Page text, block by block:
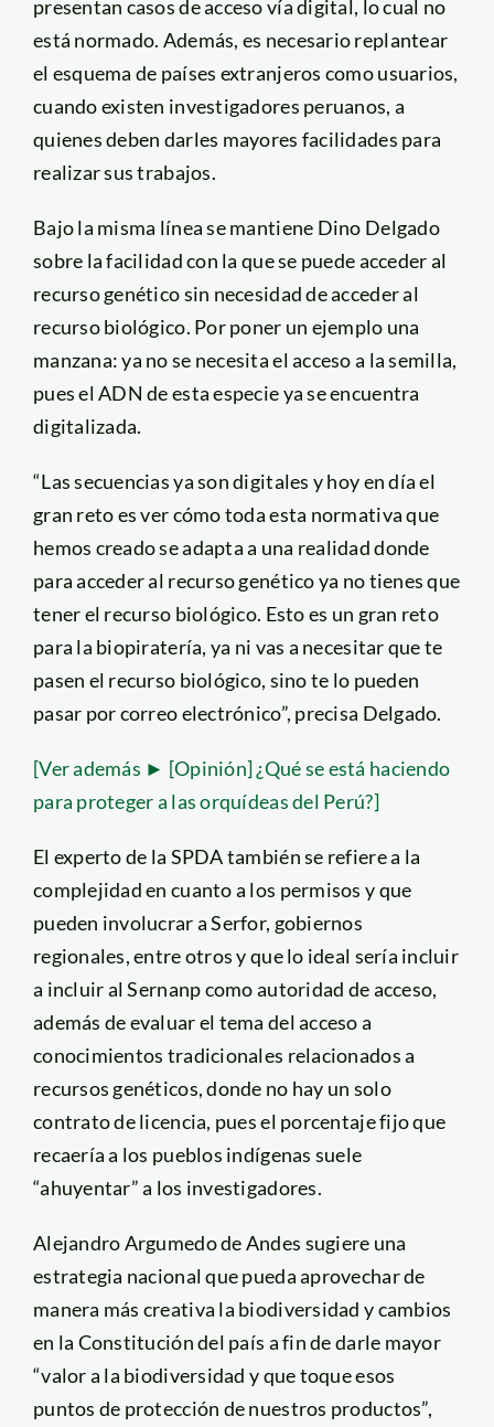
presentan casos de acceso vía digital, lo cual no
está normado. Además, es necesario replantear
el esquema de países extranjeros como usuarios,
cuando existen investigadores peruanos, a
quienes deben darles mayores facilidades para
realizar sus trabajos.
Bajo la misma línea se mantiene Dino Delgado
sobre la facilidad con la que se puede acceder al
recurso genético sin necesidad de acceder al
recurso biológico. Por poner un ejemplo una
manzana: ya no se necesita el acceso a la semilla,
pues el ADN de esta especie ya se encuentra
digitalizada.
“Las secuencias ya son digitales y hoy en día el
gran reto es ver cómo toda esta normativa que
hemos creado se adapta a una realidad donde
para acceder al recurso genético ya no tienes que
tener el recurso biológico. Esto es un gran reto
para la biopiratería, ya ni vas a necesitar que te
pasen el recurso biológico, sino te lo pueden
pasar por correo electrónico”, precisa Delgado.
[Ver además ► [Opinión] ¿Qué se está haciendo
para proteger a las orquídeas del Perú?]
El experto de la SPDA también se refiere a la
complejidad en cuanto a los permisos y que
pueden involucrar a Serfor, gobiernos
regionales, entre otros y que lo ideal sería incluir
a incluir al Sernanp como autoridad de acceso,
además de evaluar el tema del acceso a
conocimientos tradicionales relacionados a
recursos genéticos, donde no hay un solo
contrato de licencia, pues el porcentaje fijo que
recaería a los pueblos indígenas suele
“ahuyentar” a los investigadores.
Alejandro Argumedo de Andes sugiere una
estrategia nacional que pueda aprovechar de
manera más creativa la biodiversidad y cambios
en la Constitución del país a fin de darle mayor
“valor a la biodiversidad y que toque esos
puntos de protección de nuestros productos”,